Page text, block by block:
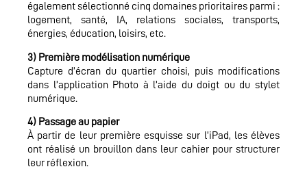
également sélectionné cinq domaines prioritaires parmi :
logement, santé, IA, relations sociales, transports,
énergies, éducation, loisirs, etc.
3) Première modélisation numérique
Capture d’écran du quartier choisi, puis modifications
dans l’application Photo à l’aide du doigt ou du stylet
numérique.
4) Passage au papier
À partir de leur première esquisse sur l’iPad, les élèves
ont réalisé un brouillon dans leur cahier pour structurer
leur réflexion.